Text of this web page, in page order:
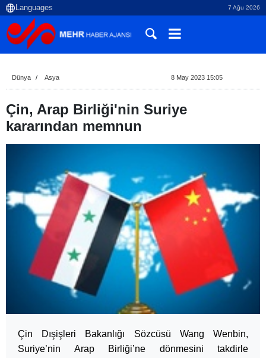
7 Ağu 2026
Dünya Asya 8 May 2023 15:05
Çin, Arap Birliği'nin Suriye
kararından memnun
Çin Dışişleri Bakanlığı Sözcüsü Wang Wenbin,
Suriye’nin Arap Birliği’ne dönmesini takdirle